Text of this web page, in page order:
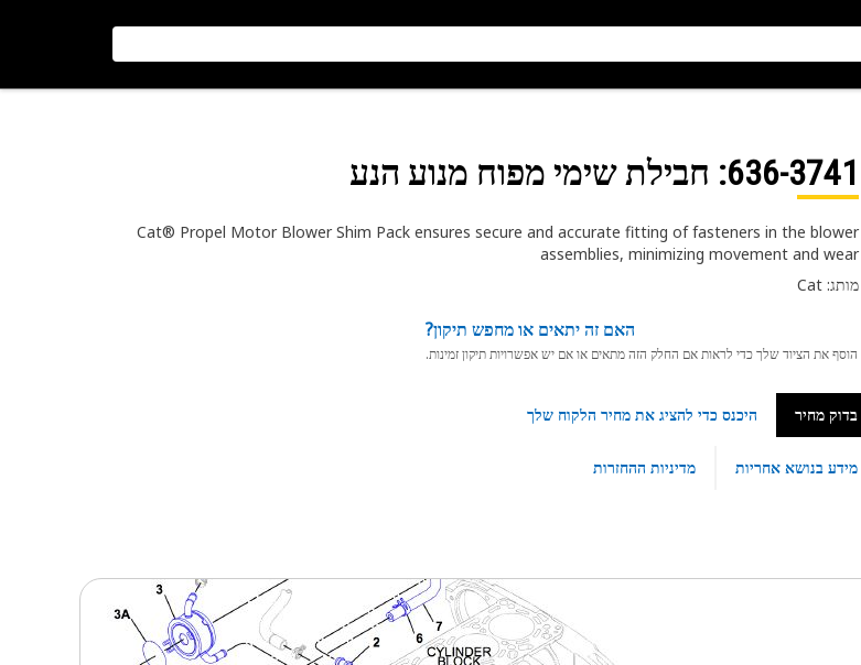
636-3741: חבילת שימי מפוח מנוע הנע
Cat® Propel Motor Blower Shim Pack ensures secure and accurate fitting of fasteners in the blower
assemblies, minimizing movement and wear
מותג: Cat
האם זה יתאים או מחפש תיקון?
הוסף את הציוד שלך כדי לראות אם החלק הזה מתאים או אם יש אפשרויות תיקון זמינות.
בדוק מחיר היכנס כדי להציג את מחיר הלקוח שלך
מידע בנושא אחריות מדיניות ההחזרות